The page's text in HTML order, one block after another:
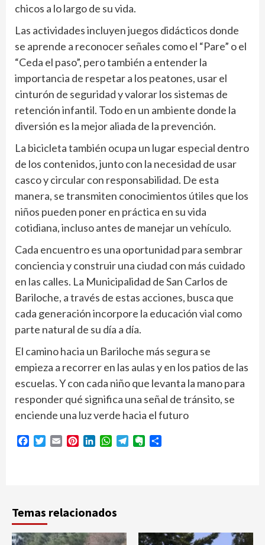
chicos a lo largo de su vida.
Las actividades incluyen juegos didácticos donde
se aprende a reconocer señales como el “Pare” o el
“Ceda el paso”, pero también a entender la
importancia de respetar a los peatones, usar el
cinturón de seguridad y valorar los sistemas de
retención infantil. Todo en un ambiente donde la
diversión es la mejor aliada de la prevención.
La bicicleta también ocupa un lugar especial dentro
de los contenidos, junto con la necesidad de usar
casco y circular con responsabilidad. De esta
manera, se transmiten conocimientos útiles que los
niños pueden poner en práctica en su vida
cotidiana, incluso antes de manejar un vehículo.
Cada encuentro es una oportunidad para sembrar
conciencia y construir una ciudad con más cuidado
en las calles. La Municipalidad de San Carlos de
Bariloche, a través de estas acciones, busca que
cada generación incorpore la educación vial como
parte natural de su día a día.
El camino hacia un Bariloche más segura se
empieza a recorrer en las aulas y en los patios de las
escuelas. Y con cada niño que levanta la mano para
responder qué significa una señal de tránsito, se
enciende una luz verde hacia el futuro
Facebook
Twitter
Email PinterestLinkedInWhatsApp
TelegramEvernote
Temas relacionados